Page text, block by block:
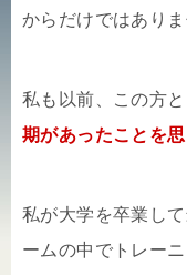
からだけではありま
私も以前、この方と
期があったことを
私が大学を卒業し
ームの中でトレー